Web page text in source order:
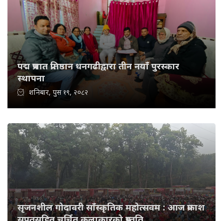
पद्म प्रभात प्रतिष्ठान धनगढीद्वारा तीन नयाँ पुरस्कार
स्थापना
शनिबार, पुस १९, २०८२
सृजनशील गोदावरी साँस्कृतिक महोत्सवम : आज प्रकाश